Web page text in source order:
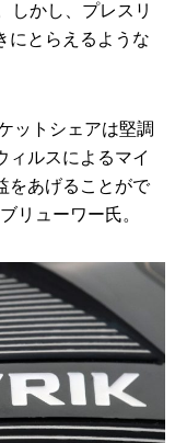
しかし、プレスリ
にとらえるような
ットシェアは堅調
ィルスによるマイ
をあげることがで
リューワー氏。